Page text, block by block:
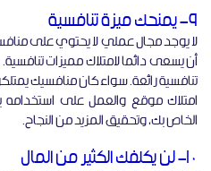
9- يمنحك ميزة تنافسية
لا يوجد مجال عملي لا يحتوي على
أن يسعى دائما لامتلاك مميزات
تنافسية رائعة. سواء كان منافسيك
امتلاك موقع والعمل على
الخاص بك، وتحقيق المزيد من النجاح.
10- لن يكلفك الكثير من المال